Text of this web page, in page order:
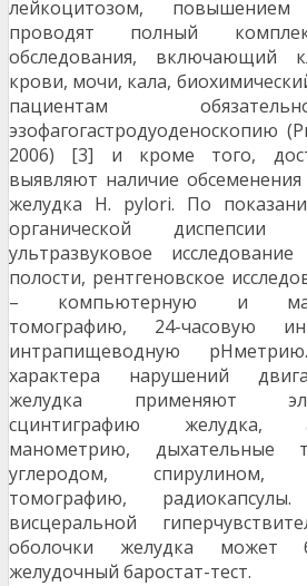
лейкоцитозом,
проводят полный
обследования, включающий
крови, мочи, кала,
пациентам
эзофагогастродуоденоскопию
2006) [3] и кроме того,
выявляют наличие обсеменения
желудка H. pylori. По
органической
ультразвуковое
полости, рентгеновское
– компьютерную и
томографию, 24-часовую
интрапищеводную
характера нарушений
желудка применяют
сцинтиграфию желудка,
манометрию, дыхательные
углеродом, спирулином,
томографию,
висцеральной
оболочки желудка может
желудочный баростат-тест.